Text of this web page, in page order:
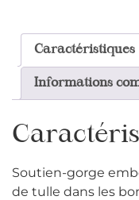
Caractéristiques
Informations
Soutien-gorge
de tulle dans les